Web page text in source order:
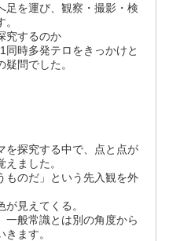
足を運び、観察・撮影・検
究するのか
同時多発テロをきっかけと
疑問でした。
を探究する中で、点と点が
ました。
ものだ」という先入観を外
が見えてくる。
一般常識とは別の角度から
ます。